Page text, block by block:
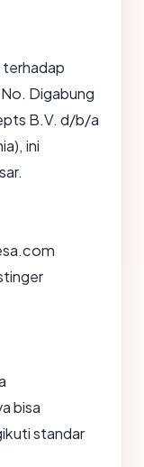
terhadap
Digabung
B.V. d/b/a
ini
bisa
standar